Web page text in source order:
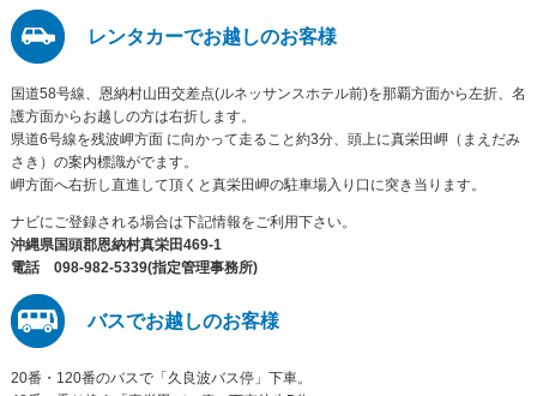
レンタカーでお越しのお客様
国道58号線、恩納村山田交差点(ルネッサンスホテル前)を那覇方面から左折、名
護方面からお越しの方は右折します。
県道6号線を残波岬方面 に向かって走ること約3分、頭上に真栄田岬（まえだみ
さき）の案内標識がでます。
岬方面へ右折し直進して頂くと真栄田岬の駐車場入り口に突き当ります。
ナビにご登録される場合は下記情報をご利用下さい。
沖縄県国頭郡恩納村真栄田469-1
電話 098-982-5339(指定管理事務所)
バスでお越しのお客様
20番・120番のバスで「久良波バス停」下車。